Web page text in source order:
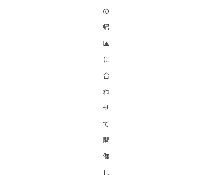
の
帰
国
に
合
わ
せ
て
開
催
し